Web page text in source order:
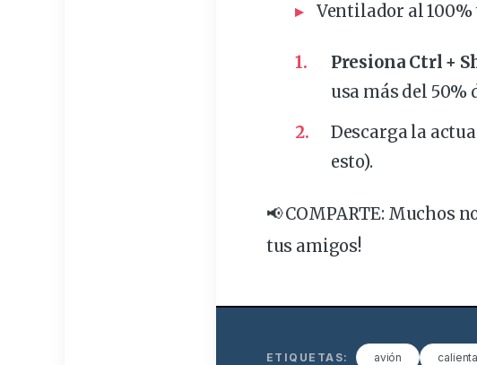
Ventilador al 100%
Presiona Ctrl +
usa más del 50%
Descarga la
esto).
📢 COMPARTE: Muchos
tus amigos!
ETIQUETAS: avión calienta